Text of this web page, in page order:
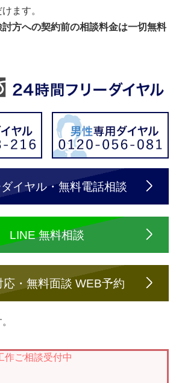
ます。
討方への契約前の相談料金は一切無料
イヤル・無料電話相談
LINE 無料相談
応・無料面談 WEB予約
作ご相談受付中